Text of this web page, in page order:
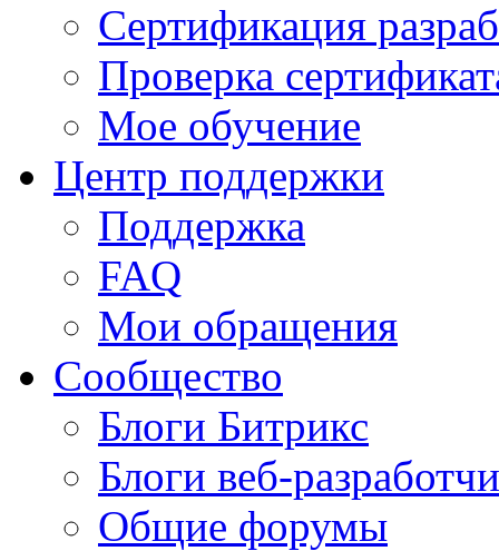
Сертификация
Проверка
Мое обучение
Центр поддержки
Поддержка
FAQ
Мои обращения
Сообщество
Блоги Битрикс
Блоги веб-
Общие форумы